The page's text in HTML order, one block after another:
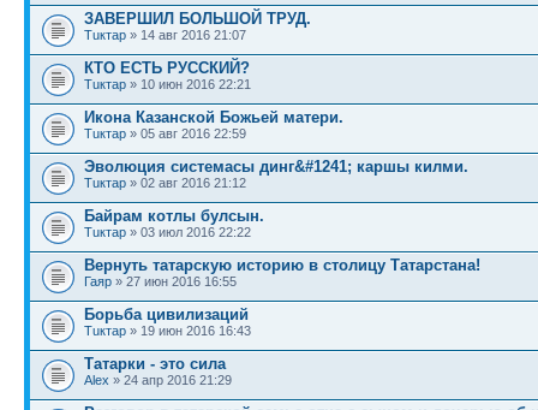
ЗАВЕРШИЛ БОЛЬШОЙ ТРУД.
Тuктар » 14 авг 2016 21:07
КТО ЕСТЬ РУССКИЙ?
Тuктар » 10 июн 2016 22:21
Икона Казанской Божьей матери.
Тuктар » 05 авг 2016 22:59
Эволюция системасы динг&#1241; каршы килми.
Тuктар » 02 авг 2016 21:12
Байрам котлы булсын.
Тuктар » 03 июл 2016 22:22
Вернуть татарскую историю в столицу Татарстана!
Гаяр » 27 июн 2016 16:55
Борьба цивилизаций
Тuктар » 19 июн 2016 16:43
Татарки - это сила
Alex » 24 апр 2016 21:29